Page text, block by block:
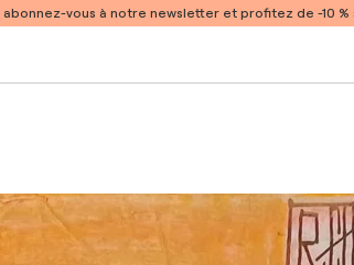
abonnez-vous à notre newsletter et profitez de -10